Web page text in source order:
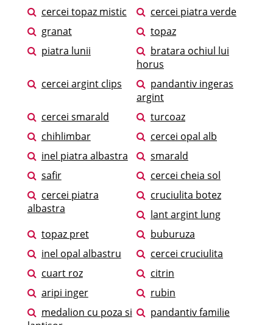
cercei topaz mistic
cercei piatra verde
granat
topaz
piatra lunii
bratara ochiul lui
horus
cercei argint clips
pandantiv ingeras
argint
cercei smarald
turcoaz
chihlimbar
cercei opal alb
inel piatra albastra
smarald
safir
cercei cheia sol
cercei piatra
albastra
cruciulita botez
lant argint lung
topaz pret
buburuza
inel opal albastru
cercei cruciulita
cuart roz
citrin
aripi inger
rubin
medalion cu poza si
pandantiv familie